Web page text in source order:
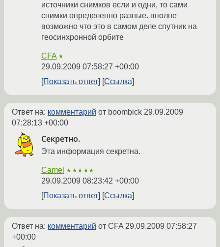
источники снимков если и одни, то сами
снимки определенно разные. вполне
возможно что это в самом деле спутник на
геосинхронной орбите
CFA ★
29.09.2009 07:58:27 +00:00
Показать ответ
Ссылка
Ответ на: комментарий от boombick 29.09.2009
07:28:13 +00:00
Секретно.
Эта информация секретна.
Camel ★★★★★
29.09.2009 08:23:42 +00:00
Показать ответ
Ссылка
Ответ на: комментарий от CFA 29.09.2009 07:58:27
+00:00